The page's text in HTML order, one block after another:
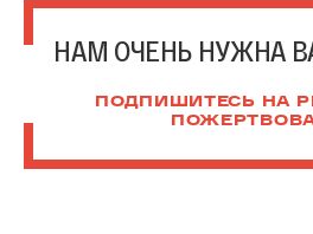
НАМ ОЧЕНЬ НУЖНА
ПОДПИШИТЕСЬ НА